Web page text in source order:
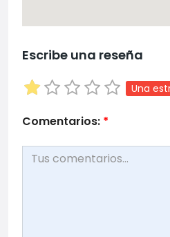
Escribe una reseña
Una
Comentarios: *